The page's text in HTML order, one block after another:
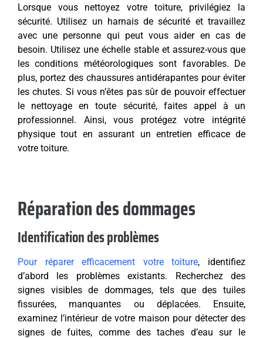
Lorsque vous nettoyez votre toiture, privilégiez la
sécurité. Utilisez un harnais de sécurité et travaillez
avec une personne qui peut vous aider en cas de
besoin. Utilisez une échelle stable et assurez-vous que
les conditions météorologiques sont favorables. De
plus, portez des chaussures antidérapantes pour éviter
les chutes. Si vous n’êtes pas sûr de pouvoir effectuer
le nettoyage en toute sécurité, faites appel à un
professionnel. Ainsi, vous protégez votre intégrité
physique tout en assurant un entretien efficace de
votre toiture.
Réparation des dommages
Identification des problèmes
Pour réparer efficacement votre toiture, identifiez
d’abord les problèmes existants. Recherchez des
signes visibles de dommages, tels que des tuiles
fissurées, manquantes ou déplacées. Ensuite,
examinez l’intérieur de votre maison pour détecter des
signes de fuites, comme des taches d’eau sur le